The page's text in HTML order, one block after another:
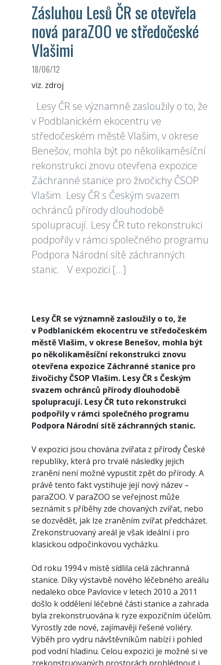
Zásluhou Lesů ČR se otevřela
nová paraZOO ve středočeské
Vlašimi
18/06/12
viz. zdroj
Lesy ČR se významně zasloužily o to, že
v Podblanickém ekocentru ve
středočeském městě Vlašim, v okrese
Benešov, mohla být po několikaměsíční
rekonstrukci znovu otevřena expozice
Záchranné stanice pro živočichy ČSOP
Vlašim. Lesy ČR s Českým svazem
ochránců přírody dlouhodobě
spolupracují. Lesy ČR tuto rekonstrukci
podpořily v rámci společného programu
Podpora Národní sítě záchranných
stanic. V expozici […]
Lesy ČR se významně zasloužily o to, že
v Podblanickém ekocentru ve středočeském
městě Vlašim, v okrese Benešov, mohla být
po několikaměsíční rekonstrukci znovu
otevřena expozice Záchranné stanice pro
živočichy ČSOP Vlašim. Lesy ČR s Českým
svazem ochránců přírody dlouhodobě
spolupracují. Lesy ČR tuto rekonstrukci
podpořily v rámci společného programu
Podpora Národní sítě záchranných stanic.
V expozici jsou chována zvířata z přírody České
republiky, která pro trvalé následky jejich
zranění není možné vypustit zpět do přírody. A
právě tento fakt vystihuje její nový název –
paraZOO. V paraZOO se veřejnost může
seznámit s příběhy zde chovaných zvířat, nebo
se dozvědět, jak lze zraněním zvířat předcházet.
Zrekonstruovaný areál je však ideální i pro
klasickou odpočinkovou vycházku.
Od roku 1994 v místě sídlila celá záchranná
stanice. Díky výstavbě nového léčebného areálu
nedaleko obce Pavlovice v letech 2010 a 2011
došlo k oddělení léčebné části stanice a zahrada
byla zrekonstruována k ryze expozičním účelům.
Vyrostly zde nové, zajímavěji řešené voliéry.
Výběh pro vydru návštěvníkům nabízí i pohled
pod vodní hladinu. Celou expozici je možné si ve
zrekonstruovaných prostorách prohlédnout i